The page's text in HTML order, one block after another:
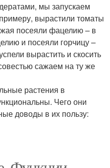
мы запускаем
вырастили томаты
посеяли фацелию – в
и посеяли горчицу –
вырастить и скосить
сажаем на ту же
растения в
Чего они
доводы в их пользу: